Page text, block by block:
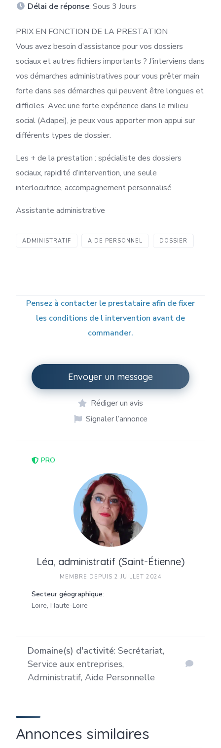
Délai de réponse: Sous 3 Jours
PRIX EN FONCTION DE LA PRESTATION
Vous avez besoin d’assistance pour vos dossiers
sociaux et autres fichiers importants ? J’interviens dans
vos démarches administratives pour vous prêter main
forte dans ses démarches qui peuvent être longues et
difficiles. Avec une forte expérience dans le milieu
social (Adapei), je peux vous apporter mon appui sur
différents types de dossier.
Les + de la prestation : spécialiste des dossiers
sociaux, rapidité d’intervention, une seule
interlocutrice, accompagnement personnalisé
Assistante administrative
ADMINISTRATIF AIDE PERSONNEL DOSSIER
Pensez à contacter le prestataire afin de fixer
les conditions de l intervention avant de
commander.
Envoyer un message
Rédiger un avis
Signaler l’annonce
PRO
Léa, administratif (Saint-Étienne)
MEMBRE DEPUIS 2 JUILLET 2024
Secteur géographique:
Loire, Haute-Loire
Domaine(s) d'activité: Secrétariat,
Service aux entreprises,
Administratif, Aide Personnelle
Annonces similaires